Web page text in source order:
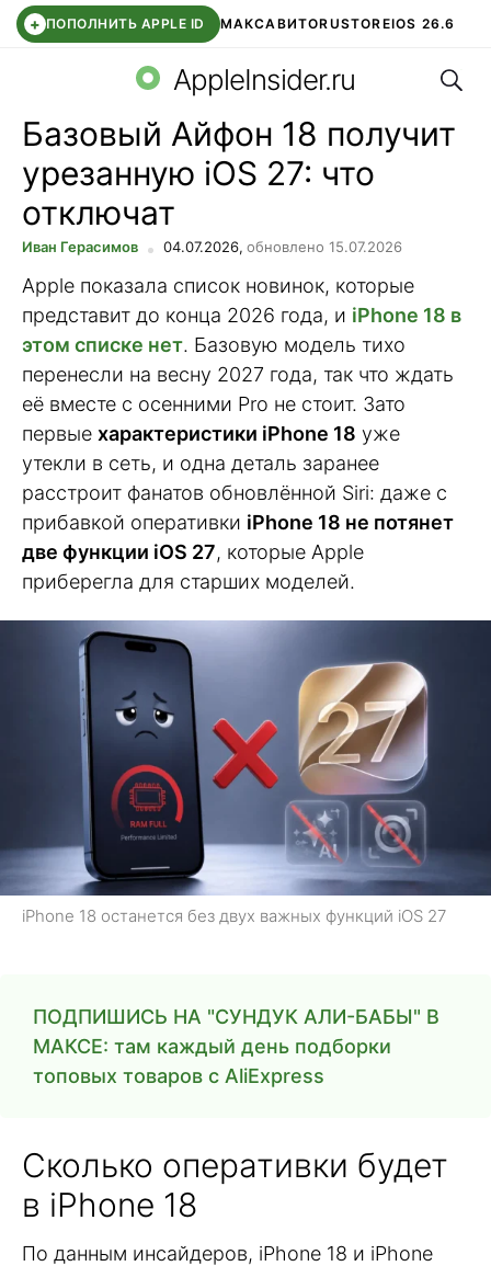
+ ПОПОЛНИТЬ APPLE ID МАКСАВИТОRUSTOREIOS 26.6
СБЕР КИДС ВТБ ОНЛАЙН ЧАТ В ROBLOX
AppleInsider.ru
Базовый Айфон 18 получит
урезанную iOS 27: что
отключат
Иван Герасимов 04.07.2026, обновлено 15.07.2026
Apple показала список новинок, которые
представит до конца 2026 года, и iPhone 18 в
этом списке нет. Базовую модель тихо
перенесли на весну 2027 года, так что ждать
её вместе с осенними Pro не стоит. Зато
первые характеристики iPhone 18 уже
утекли в сеть, и одна деталь заранее
расстроит фанатов обновлённой Siri: даже с
прибавкой оперативки iPhone 18 не потянет
две функции iOS 27, которые Apple
приберегла для старших моделей.
iPhone 18 останется без двух важных функций iOS 27
ПОДПИШИСЬ НА "СУНДУК АЛИ-БАБЫ" В
МАКСЕ: там каждый день подборки
топовых товаров с AliExpress
Сколько оперативки будет
в iPhone 18
По данным инсайдеров, iPhone 18 и iPhone